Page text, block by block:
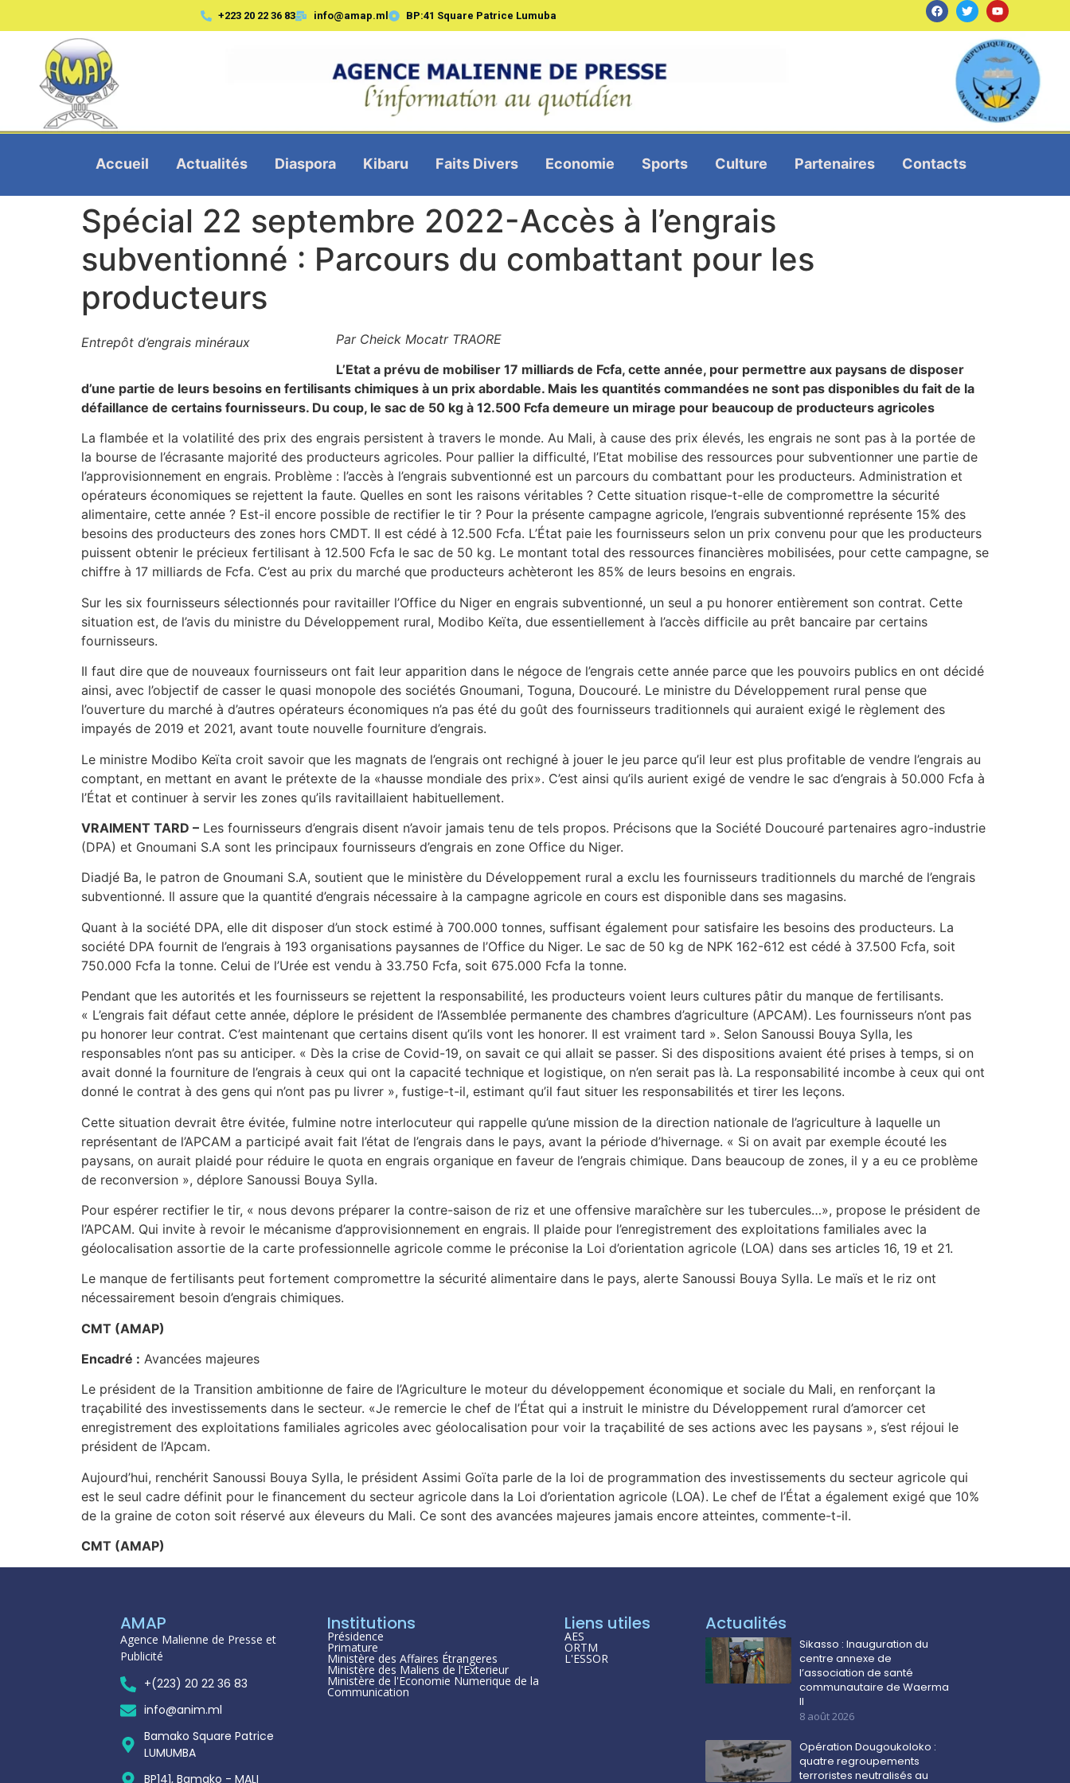
+223 20 22 36 83 info@amap.ml BP:41 Square Patrice Lumuba
Accueil Actualités Diaspora Kibaru Faits Divers Economie Sports Culture Partenaires Contacts
Spécial 22 septembre 2022-Accès à l’engrais
subventionné : Parcours du combattant pour les
producteurs
Entrepôt d’engrais minéraux
Par Cheick Mocatr TRAORE
L’Etat a prévu de mobiliser 17 milliards de Fcfa, cette année, pour permettre aux paysans de disposer
d’une partie de leurs besoins en fertilisants chimiques à un prix abordable. Mais les quantités commandées ne sont pas disponibles du fait de la
défaillance de certains fournisseurs. Du coup, le sac de 50 kg à 12.500 Fcfa demeure un mirage pour beaucoup de producteurs agricoles
La flambée et la volatilité des prix des engrais persistent à travers le monde. Au Mali, à cause des prix élevés, les engrais ne sont pas à la portée de
la bourse de l’écrasante majorité des producteurs agricoles. Pour pallier la difficulté, l’Etat mobilise des ressources pour subventionner une partie de
l’approvisionnement en engrais. Problème : l’accès à l’engrais subventionné est un parcours du combattant pour les producteurs. Administration et
opérateurs économiques se rejettent la faute. Quelles en sont les raisons véritables ? Cette situation risque-t-elle de compromettre la sécurité
alimentaire, cette année ? Est-il encore possible de rectifier le tir ? Pour la présente campagne agricole, l’engrais subventionné représente 15% des
besoins des producteurs des zones hors CMDT. Il est cédé à 12.500 Fcfa. L’État paie les fournisseurs selon un prix convenu pour que les producteurs
puissent obtenir le précieux fertilisant à 12.500 Fcfa le sac de 50 kg. Le montant total des ressources financières mobilisées, pour cette campagne, se
chiffre à 17 milliards de Fcfa. C’est au prix du marché que producteurs achèteront les 85% de leurs besoins en engrais.
Sur les six fournisseurs sélectionnés pour ravitailler l’Office du Niger en engrais subventionné, un seul a pu honorer entièrement son contrat. Cette
situation est, de l’avis du ministre du Développement rural, Modibo Keïta, due essentiellement à l’accès difficile au prêt bancaire par certains
fournisseurs.
Il faut dire que de nouveaux fournisseurs ont fait leur apparition dans le négoce de l’engrais cette année parce que les pouvoirs publics en ont décidé
ainsi, avec l’objectif de casser le quasi monopole des sociétés Gnoumani, Toguna, Doucouré. Le ministre du Développement rural pense que
l’ouverture du marché à d’autres opérateurs économiques n’a pas été du goût des fournisseurs traditionnels qui auraient exigé le règlement des
impayés de 2019 et 2021, avant toute nouvelle fourniture d’engrais.
Le ministre Modibo Keïta croit savoir que les magnats de l’engrais ont rechigné à jouer le jeu parce qu’il leur est plus profitable de vendre l’engrais au
comptant, en mettant en avant le prétexte de la «hausse mondiale des prix». C’est ainsi qu’ils aurient exigé de vendre le sac d’engrais à 50.000 Fcfa à
l’État et continuer à servir les zones qu’ils ravitaillaient habituellement.
VRAIMENT TARD – Les fournisseurs d’engrais disent n’avoir jamais tenu de tels propos. Précisons que la Société Doucouré partenaires agro-industrie
(DPA) et Gnoumani S.A sont les principaux fournisseurs d’engrais en zone Office du Niger.
Diadjé Ba, le patron de Gnoumani S.A, soutient que le ministère du Développement rural a exclu les fournisseurs traditionnels du marché de l’engrais
subventionné. Il assure que la quantité d’engrais nécessaire à la campagne agricole en cours est disponible dans ses magasins.
Quant à la société DPA, elle dit disposer d’un stock estimé à 700.000 tonnes, suffisant également pour satisfaire les besoins des producteurs. La
société DPA fournit de l’engrais à 193 organisations paysannes de l’Office du Niger. Le sac de 50 kg de NPK 162-612 est cédé à 37.500 Fcfa, soit
750.000 Fcfa la tonne. Celui de l’Urée est vendu à 33.750 Fcfa, soit 675.000 Fcfa la tonne.
Pendant que les autorités et les fournisseurs se rejettent la responsabilité, les producteurs voient leurs cultures pâtir du manque de fertilisants.
« L’engrais fait défaut cette année, déplore le président de l’Assemblée permanente des chambres d’agriculture (APCAM). Les fournisseurs n’ont pas
pu honorer leur contrat. C’est maintenant que certains disent qu’ils vont les honorer. Il est vraiment tard ». Selon Sanoussi Bouya Sylla, les
responsables n’ont pas su anticiper. « Dès la crise de Covid-19, on savait ce qui allait se passer. Si des dispositions avaient été prises à temps, si on
avait donné la fourniture de l’engrais à ceux qui ont la capacité technique et logistique, on n’en serait pas là. La responsabilité incombe à ceux qui ont
donné le contrat à des gens qui n’ont pas pu livrer », fustige-t-il, estimant qu’il faut situer les responsabilités et tirer les leçons.
Cette situation devrait être évitée, fulmine notre interlocuteur qui rappelle qu’une mission de la direction nationale de l’agriculture à laquelle un
représentant de l’APCAM a participé avait fait l’état de l’engrais dans le pays, avant la période d’hivernage. « Si on avait par exemple écouté les
paysans, on aurait plaidé pour réduire le quota en engrais organique en faveur de l’engrais chimique. Dans beaucoup de zones, il y a eu ce problème
de reconversion », déplore Sanoussi Bouya Sylla.
Pour espérer rectifier le tir, « nous devons préparer la contre-saison de riz et une offensive maraîchère sur les tubercules…», propose le président de
l’APCAM. Qui invite à revoir le mécanisme d’approvisionnement en engrais. Il plaide pour l’enregistrement des exploitations familiales avec la
géolocalisation assortie de la carte professionnelle agricole comme le préconise la Loi d’orientation agricole (LOA) dans ses articles 16, 19 et 21.
Le manque de fertilisants peut fortement compromettre la sécurité alimentaire dans le pays, alerte Sanoussi Bouya Sylla. Le maïs et le riz ont
nécessairement besoin d’engrais chimiques.
CMT (AMAP)
Encadré : Avancées majeures
Le président de la Transition ambitionne de faire de l’Agriculture le moteur du développement économique et sociale du Mali, en renforçant la
traçabilité des investissements dans le secteur. «Je remercie le chef de l’État qui a instruit le ministre du Développement rural d’amorcer cet
enregistrement des exploitations familiales agricoles avec géolocalisation pour voir la traçabilité de ses actions avec les paysans », s’est réjoui le
président de l’Apcam.
Aujourd’hui, renchérit Sanoussi Bouya Sylla, le président Assimi Goïta parle de la loi de programmation des investissements du secteur agricole qui
est le seul cadre définit pour le financement du secteur agricole dans la Loi d’orientation agricole (LOA). Le chef de l’État a également exigé que 10%
de la graine de coton soit réservé aux éleveurs du Mali. Ce sont des avancées majeures jamais encore atteintes, commente-t-il.
CMT (AMAP)
AMAP
Agence Malienne de Presse et
Publicité
+(223) 20 22 36 83
info@anim.ml
Bamako Square Patrice
LUMUMBA
BP141, Bamako - MALI
Institutions
Présidence
Primature
Ministère des Affaires Étrangeres
Ministère des Maliens de l'Exterieur
Ministère de l'Economie Numerique de la
Communication
Liens utiles
AES
ORTM
L'ESSOR
Actualités
Sikasso : Inauguration du
centre annexe de
l’association de santé
communautaire de Waerma
II
8 août 2026
Opération Dougoukoloko :
quatre regroupements
terroristes neutralisés au